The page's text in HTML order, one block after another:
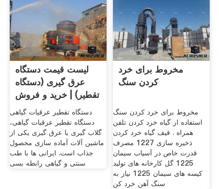
لیست قیمت دستگاه
عرق گیری (دستگاه
تقطیر) | خرید و فروش
دستگاه تقطیر عرقیات گیاهی
دستگاه تقطیر عرقیات گیاهی،
گلاب گیری یا عرق گیری یکی از
ماشین آلات آماده سازی محصول
جذاب است. ایرانی ها با طب
سنتی و گیاهی رابطه بسی
مخروط برای خرد
کردن سنگ
مخروط برای خرد کردن سنگ
استفاده از گیاه خرد کردن تلفن
همراه . قیف گیاه خرد کردن
ذخیره سازی 1227 مصرف
قدرت خاص در آسیاب سیمان
1225 گل کارخانه های تولید
کیسه های سیمان 1225 نیاز به
سنگ آهن خرد کن